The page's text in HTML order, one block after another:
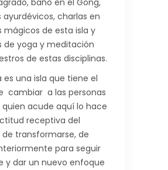
baño en el Gong,
ayurdévicos, charlas en
mágicos de esta isla y
de yoga y meditación
de estas disciplinas.
es una isla que tiene el
cambiar a las personas
quien acude aquí lo hace
receptiva del
transformarse, de
para seguir
y dar un nuevo enfoque